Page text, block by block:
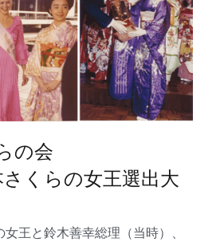
の会
くらの女王選出大
女王と鈴木善幸総理（当時）、